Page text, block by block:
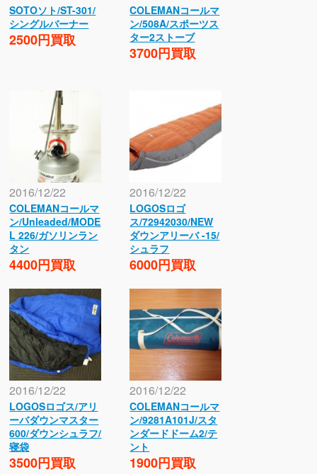
SOTOソト/ST-301/
シングルバーナー
2500円買取
COLEMANコールマ
ン/508A/スポーツス
ター2ストーブ
3700円買取
2016/12/22
COLEMANコールマ
ン/Unleaded/MODE
L 226/ガソリンラン
タン
4400円買取
2016/12/22
LOGOSロゴ
ス/72942030/NEW
ダウンアリーバ -15/
シュラフ
6000円買取
2016/12/22
LOGOSロゴス/アリ
ーバダウンマスター
600/ダウンシュラフ/
寝袋
3500円買取
2016/12/22
COLEMANコールマ
ン/9281A101J/スタ
ンダードドーム2/テ
ント
1900円買取